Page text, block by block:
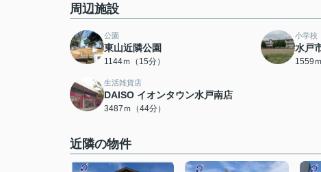
周辺施設
公園
東山近隣公園
1144ｍ（15分）
小学校
水戸
1559
生活雑貨店
DAISO イオンタウン水戸南店
3487ｍ（44分）
近隣の物件